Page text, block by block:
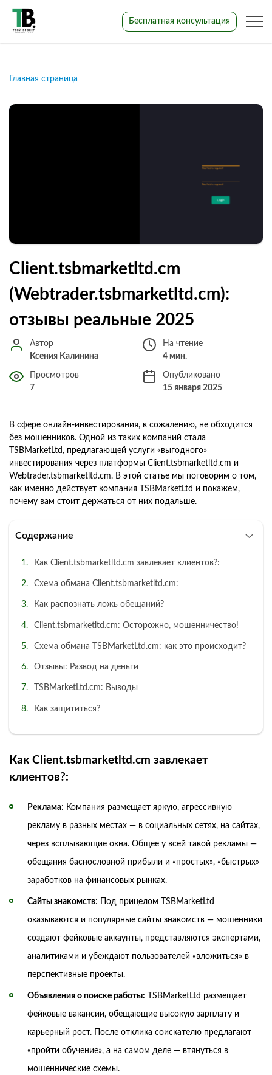
Бесплатная консультация
Главная страница
Client.tsbmarketltd.cm
(Webtrader.tsbmarketltd.cm):
отзывы реальные 2025
Автор
Ксения Калинина
На чтение
4 мин.
Просмотров
7
Опубликовано
15 января 2025
В сфере онлайн-инвестирования, к сожалению, не обходится
без мошенников. Одной из таких компаний стала
TSBMarketLtd, предлагающей услуги «выгодного»
инвестирования через платформы Client.tsbmarketltd.cm и
Webtrader.tsbmarketltd.cm. В этой статье мы поговорим о том,
как именно действует компания TSBMarketLtd и покажем,
почему вам стоит держаться от них подальше.
Содержание
Как Client.tsbmarketltd.cm завлекает клиентов?:
Схема обмана Client.tsbmarketltd.cm:
Как распознать ложь обещаний?
Client.tsbmarketltd.cm: Осторожно, мошенничество!
Схема обмана TSBMarketLtd.cm: как это происходит?
Отзывы: Развод на деньги
TSBMarketLtd.cm: Выводы
Как защититься?
Как Client.tsbmarketltd.cm завлекает
клиентов?:
Реклама: Компания размещает яркую, агрессивную
рекламу в разных местах — в социальных сетях, на сайтах,
через всплывающие окна. Общее у всей такой рекламы —
обещания баснословной прибыли и «простых», «быстрых»
заработков на финансовых рынках.
Сайты знакомств: Под прицелом TSBMarketLtd
оказываются и популярные сайты знакомств — мошенники
создают фейковые аккаунты, представляются экспертами,
аналитиками и убеждают пользователей «вложиться» в
перспективные проекты.
Объявления о поиске работы: TSBMarketLtd размещает
фейковые вакансии, обещающие высокую зарплату и
карьерный рост. После отклика соискателю предлагают
«пройти обучение», а на самом деле — втянуться в
мошеннические схемы.